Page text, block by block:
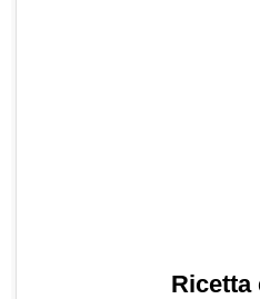
Ricetta